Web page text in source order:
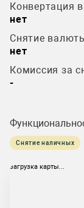
Конвертация
нет
Снятие
нет
Комиссия за
-
Снятие наличных
загрузка карты...